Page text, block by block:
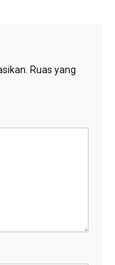
Ruas yang